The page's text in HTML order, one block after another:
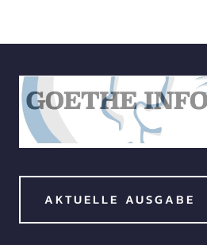
AKTUELLE AUSGABE